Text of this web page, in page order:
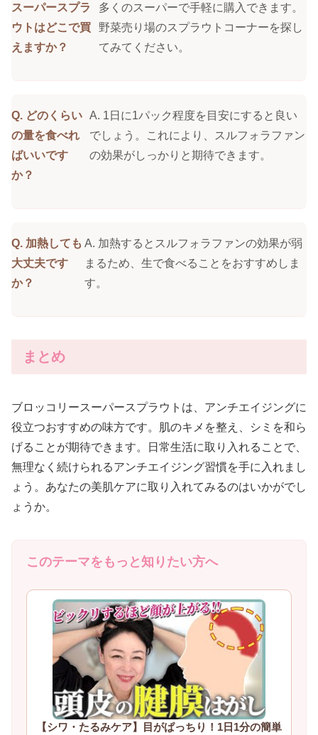
スーパースプラ
ウトはどこで買
えますか？
多くのスーパーで手軽に購入できます。
野菜売り場のスプラウトコーナーを探し
てみてください。
Q. どのくらい
の量を食べれ
ばいいです
か？
A. 1日に1パック程度を目安にすると良い
でしょう。これにより、スルフォラファン
の効果がしっかりと期待できます。
Q. 加熱しても
大丈夫です
か？
A. 加熱するとスルフォラファンの効果が弱
まるため、生で食べることをおすすめしま
す。
まとめ
ブロッコリースーパースプラウトは、アンチエイジングに
役立つおすすめの味方です。肌のキメを整え、シミを和ら
げることが期待できます。日常生活に取り入れることで、
無理なく続けられるアンチエイジング習慣を手に入れまし
ょう。あなたの美肌ケアに取り入れてみるのはいかがでし
ょうか。
このテーマをもっと知りたい方へ
【シワ・たるみケア】目がぱっちり！1日1分の簡単